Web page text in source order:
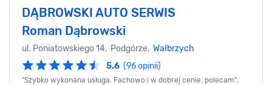
DĄBROWSKI AUTO SERWIS
Roman Dąbrowski
ul. Poniatowskiego 14, Podgórze, Wałbrzych
5.6 (96 opinii)
"Szybko wykonana usługa. Fachowo i w dobrej cenie. polecam",